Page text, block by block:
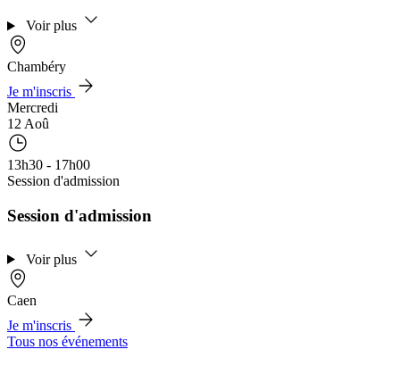
Voir plus
Chambéry
Je m'inscris
Mercredi
12 Aoû
13h30 - 17h00
Session d'admission
Session d'admission
Voir plus
Caen
Je m'inscris
Tous nos événements